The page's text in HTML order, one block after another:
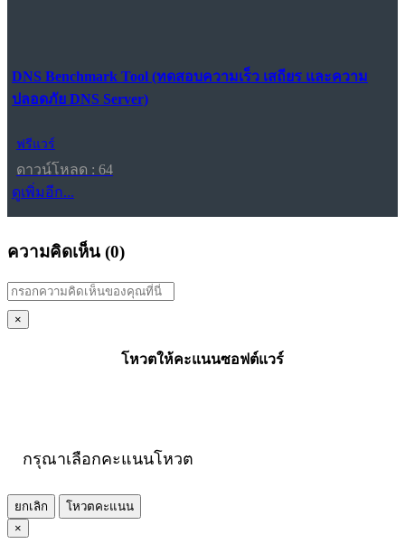
DNS Benchmark Tool (ทดสอบความเร็ว เสถียร และความ
ปลอดภัย DNS Server)
ฟรีแวร์
ดาวน์โหลด : 64
ดูเพิ่มอีก...
ความคิดเห็น (0)
×
โหวตให้คะแนนซอฟต์แวร์
กรุณาเลือกคะแนนโหวต
ยกเลิก
โหวตคะแนน
×